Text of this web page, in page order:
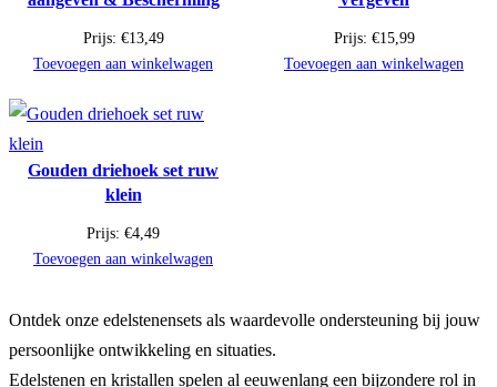
Prijs: €13,49
Toevoegen aan winkelwagen
Prijs: €15,99
Toevoegen aan winkelwagen
Gouden driehoek set ruw
klein
Prijs: €4,49
Toevoegen aan winkelwagen
Ontdek onze edelstenensets als waardevolle ondersteuning bij jouw
persoonlijke ontwikkeling en situaties.
Edelstenen en kristallen spelen al eeuwenlang een bijzondere rol in